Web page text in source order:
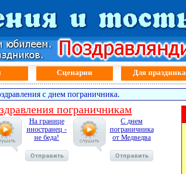
Сценарии Для праздника
с днем пограничника.
пограничникам
На границе
иностранец -
не беда!
С днем
пограничника
от Медведва